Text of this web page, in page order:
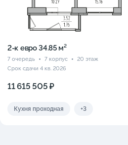
2-к eвро 34.85 м²
7 очередь 7 корпус
20 этаж
Срок сдачи 4 кв. 2026
11 615 505 ₽
Кухня проходная +3